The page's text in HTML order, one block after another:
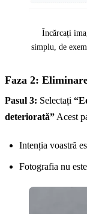
Încărcați
simplu, de
Faza 2:
Pasul 3: Selectați
deteriorată” Acest
Intenția voastră
Fotografia nu